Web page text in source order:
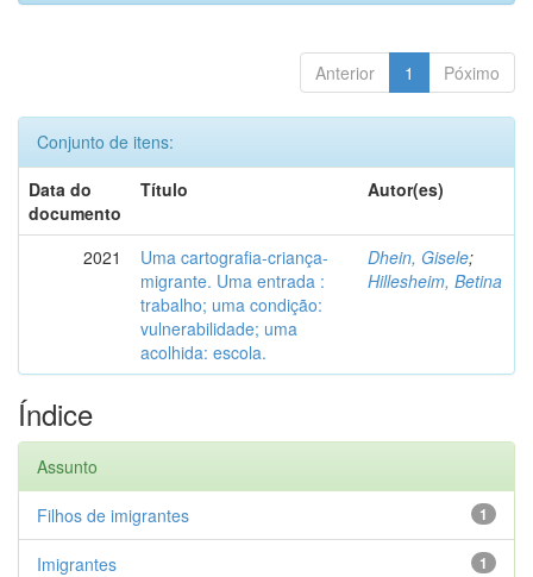
Anterior 1 Póximo
Conjunto de itens:
Data do
documento
Título Autor(es)
2021
Uma cartografia-criança-
migrante. Uma entrada :
trabalho; uma condição:
vulnerabilidade; uma
acolhida: escola.
Dhein, Gisele;
Hillesheim, Betina
Índice
Assunto
1
Filhos de imigrantes
1
Imigrantes